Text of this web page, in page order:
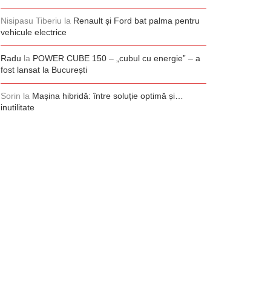
Nisipasu Tiberiu la Renault și Ford bat palma pentru
vehicule electrice
Radu la POWER CUBE 150 – „cubul cu energie” – a
fost lansat la București
Sorin la Mașina hibridă: între soluție optimă și…
inutilitate